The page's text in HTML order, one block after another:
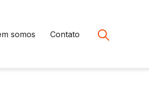
somos Contato